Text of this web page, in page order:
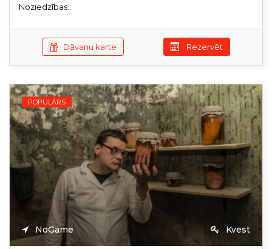
Noziedzības...
Dāvanu karte Rezervēt
POPULĀRS
NoGame Kvest